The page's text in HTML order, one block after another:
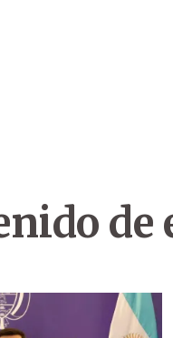
de